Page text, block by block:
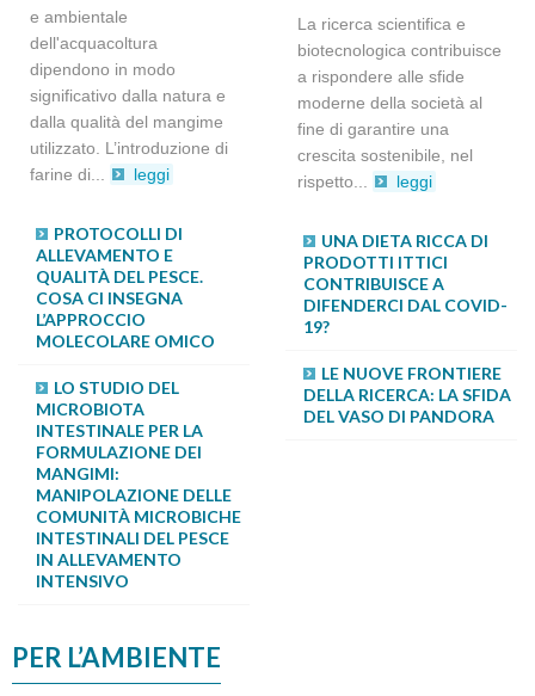
e ambientale
dell'acquacoltura
dipendono in modo
significativo dalla natura e
dalla qualità del mangime
utilizzato. L’introduzione di
farine di...
leggi
PROTOCOLLI DI
ALLEVAMENTO E
QUALITÀ DEL PESCE.
COSA CI INSEGNA
L’APPROCCIO
MOLECOLARE OMICO
LO STUDIO DEL
MICROBIOTA
INTESTINALE PER LA
FORMULAZIONE DEI
MANGIMI:
MANIPOLAZIONE DELLE
COMUNITÀ MICROBICHE
INTESTINALI DEL PESCE
IN ALLEVAMENTO
INTENSIVO
LA RISPOSTA DI DUE
CEPPI DI TROTA IRIDEA A
DUE DIVERSI MANGIMI:
CONFRONTO E
VALUTAZIONE
IL PROGETTO 4F:
INTRODUZIONE AI
RISULTATI FINALI
La ricerca scientifica e
biotecnologica contribuisce
a rispondere alle sfide
moderne della società al
fine di garantire una
crescita sostenibile, nel
rispetto...
leggi
UNA DIETA RICCA DI
PRODOTTI ITTICI
CONTRIBUISCE A
DIFENDERCI DAL COVID-
19?
LE NUOVE FRONTIERE
DELLA RICERCA: LA SFIDA
DEL VASO DI PANDORA
PER L’AMBIENTE